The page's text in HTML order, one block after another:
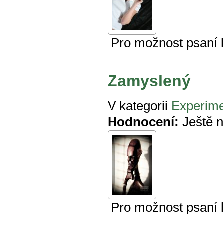
Pro možnost
Zamyslený
V kategorii
Hodnocení: Ještě
Pro možnost